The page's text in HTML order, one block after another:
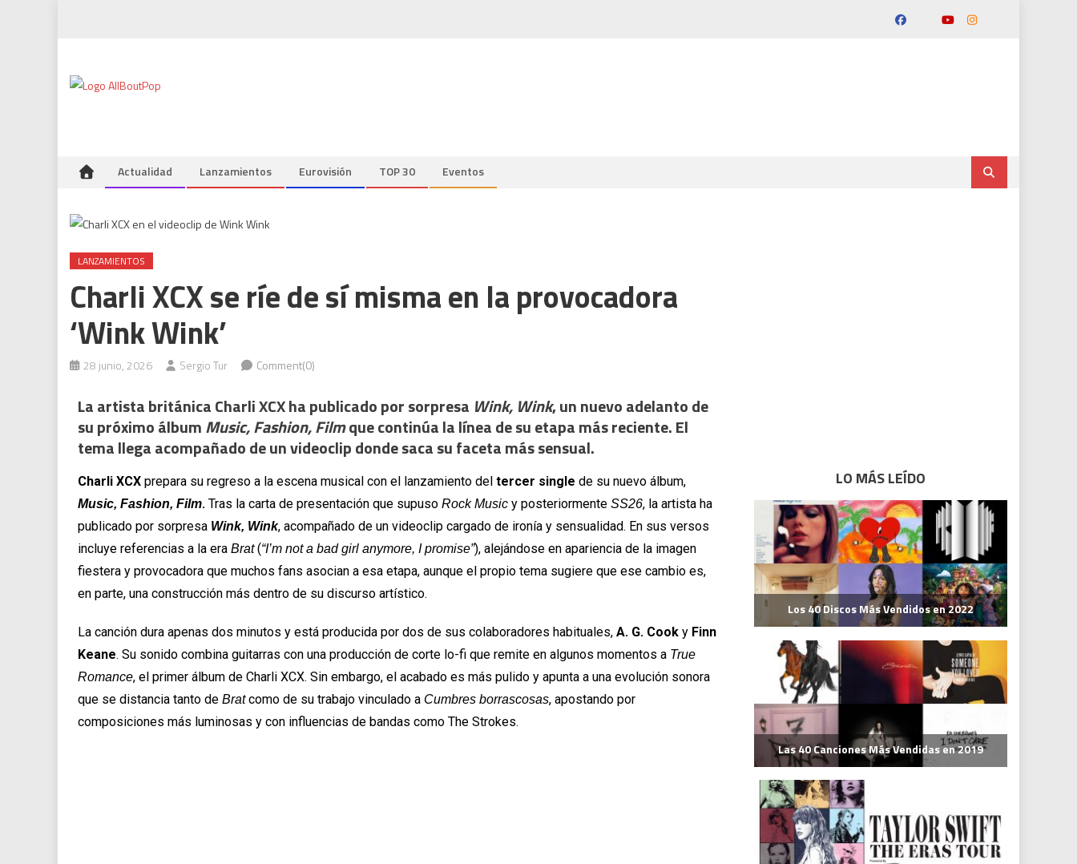
Actualidad Lanzamientos Eurovisión TOP 30 Eventos
LANZAMIENTOS
Charli XCX se ríe de sí misma en la provocadora
‘Wink Wink’
28 junio, 2026 Sergio Tur Comment(0)
La artista británica Charli XCX ha publicado por sorpresa Wink, Wink, un nuevo adelanto de
su próximo álbumMusic, Fashion, Filmque continúa la línea de su etapa más reciente. El
tema llega acompañado de un videoclip donde saca su faceta más sensual.
Charli XCX prepara su regreso a la escena musical con el lanzamiento del tercer single de su nuevo álbum,
Music, Fashion, Film. Tras la carta de presentación que supuso Rock Music y posteriormente SS26, la artista ha
publicado por sorpresa Wink, Wink, acompañado de un videoclip cargado de ironía y sensualidad. En sus versos
incluye referencias a la era Brat(“I’m not a bad girl anymore, I promise”), alejándose en apariencia de la imagen
fiestera y provocadora que muchos fans asocian a esa etapa, aunque el propio tema sugiere que ese cambio es,
en parte, una construcción más dentro de su discurso artístico.
La canción dura apenas dos minutos y está producida por dos de sus colaboradores habituales, A. G. Cook y Finn
Keane. Su sonido combina guitarras con una producción de corte lo-fi que remite en algunos momentos a True
Romance, el primer álbum de Charli XCX. Sin embargo, el acabado es más pulido y apunta a una evolución sonora
que se distancia tanto de Bratcomo de su trabajo vinculado a Cumbres borrascosas, apostando por
composiciones más luminosas y con influencias de bandas como The Strokes.
LO MÁS LEÍDO